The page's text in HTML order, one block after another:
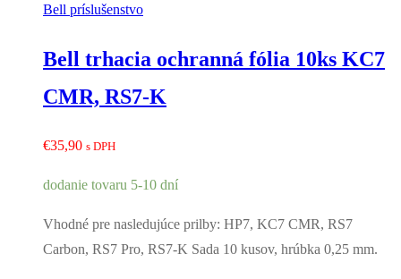
Bell príslušenstvo
Bell trhacia ochranná fólia 10ks KC7
CMR, RS7-K
€35,90 s DPH
dodanie tovaru 5-10 dní
Vhodné pre nasledujúce prilby: HP7, KC7 CMR, RS7
Carbon, RS7 Pro, RS7-K Sada 10 kusov, hrúbka 0,25 mm.